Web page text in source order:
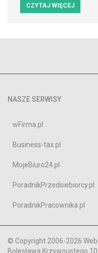
CZYTAJ WIĘCEJ
NASZE SERWISY
wFirma.pl
Business-tax.pl
MojeBiuro24.pl
PoradnikPrzedsiebiorcy.pl
PoradnikPracownika.pl
© Copyright 2006-2026
Bolesława Krzywoustego